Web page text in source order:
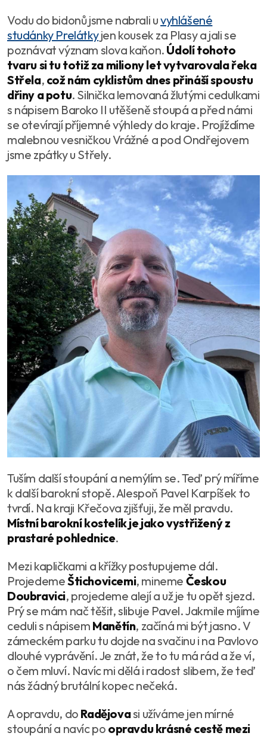
Vodu do bidonů jsme nabrali uvyhlášené
studánky Prelátkyjen kousek za Plasy a jali se
poznávat význam slova kaňon. Údolí tohoto
tvaru si tu totiž za miliony let vytvarovala řeka
Střela, což nám cyklistům dnes přináší spoustu
dřiny a potu. Silnička lemovaná žlutými cedulkami
s nápisem Baroko II utěšeně stoupá a před námi
se otevírají příjemné výhledy do kraje. Projíždíme
malebnou vesničkou Vrážné a pod Ondřejovem
jsme zpátky u Střely.
Tuším další stoupání a nemýlím se. Teď prý míříme
k další barokní stopě. Alespoň Pavel Karpíšek to
tvrdí. Na kraji Křečova zjišťuji, že měl pravdu.
Místní barokní kostelík je jako vystřižený z
prastaré pohlednice.
Mezi kapličkami a křížky postupujeme dál.
ProjedemeŠtichovicemi, mineme Českou
Doubravici, projedeme alejí a už je tu opět sjezd.
Prý se mám nač těšit, slibuje Pavel. Jakmile míjíme
ceduli s nápisem Manětín, začíná mi být jasno. V
zámeckém parku tu dojde na svačinu i na Pavlovo
dlouhé vyprávění. Je znát, že to tu má rád a že ví,
o čem mluví. Navíc mi dělá i radost slibem, že teď
nás žádný brutální kopec nečeká.
A opravdu, do Radějovasi užíváme jen mírné
stoupání a navíc po opravdu krásné cestě mezi